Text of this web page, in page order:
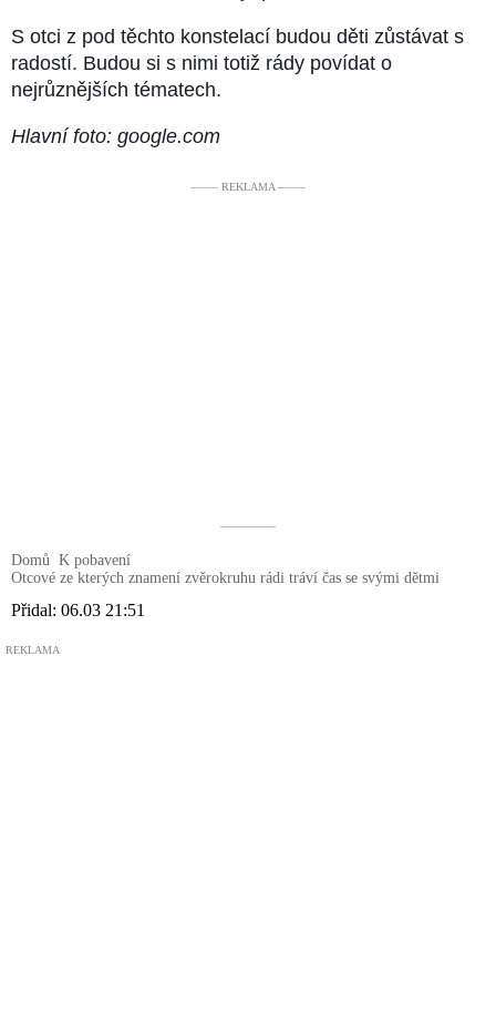
S otci z pod těchto konstelací budou děti zůstávat s
radostí. Budou si s nimi totiž rády povídat o
nejrůznějších tématech.
Hlavní foto: google.com
––––– REKLAMA –––––
––––––––––
Domů K pobavení
Otcové ze kterých znamení zvěrokruhu rádi tráví čas se svými dětmi
Přidal: 06.03 21:51
REKLAMA